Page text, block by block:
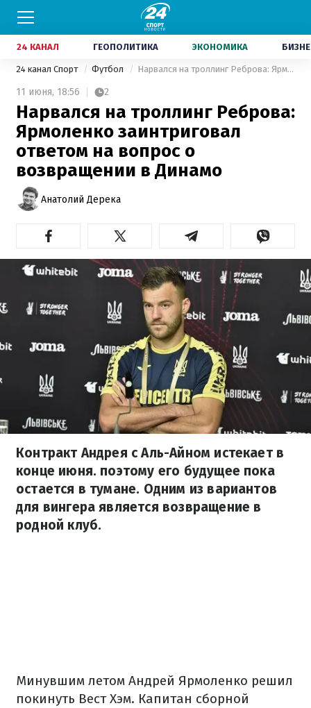
24 КАНАЛ ГЕОПОЛИТИКА ЭКОНОМИКА
24 канал Спорт Футбол Нарвался на троллинг Реброва: Ярмоленко заинтриговал ответом на вопрос о возвращении в Динамо
11 июня, 18:56 2
Нарвался на троллинг Реброва:
Ярмоленко заинтриговал
ответом на вопрос о
возвращении в Динамо
Анатолий Дерека
Контракт Андрея с Аль-Айном истекает в
конце июня. поэтому его будущее пока
остается в тумане. Одним из вариантов
для вингера является возвращение в
родной клуб.
Минувшим летом Андрей Ярмоленко решил
покинуть Вест Хэм. Капитан сборной